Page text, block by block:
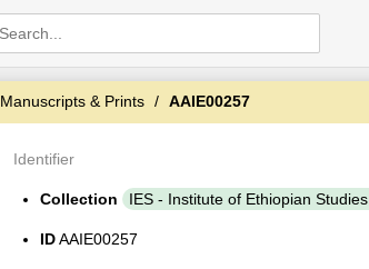
Manuscripts & Prints AAIE00257
Identifier
Collection IES - Institute of Ethiopian Studies
IDAAIE00257